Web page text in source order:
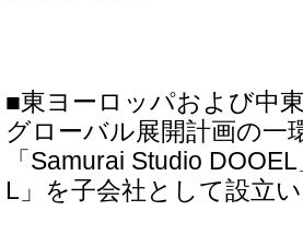
■東ヨーロッパおよび中
グローバル展開計画の一
「Samurai Studio
L」を子会社として設立い